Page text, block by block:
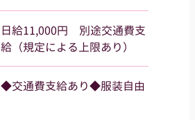
日給11,000円 別途交通費支
給（規定による上限あり）
◆交通費支給あり◆服装自由